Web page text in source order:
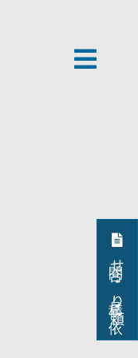
問合せ・見積り依頼